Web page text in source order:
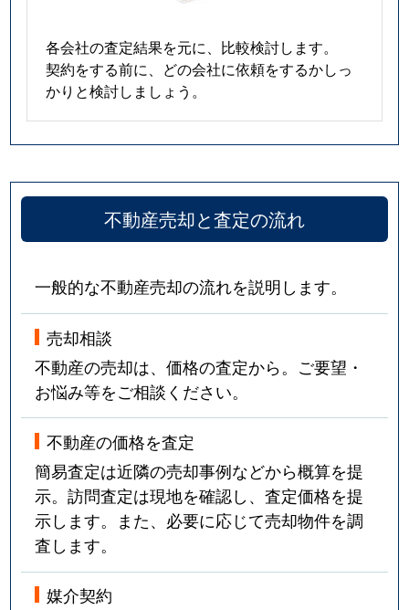
各会社の査定結果を元に、比較検討します。
契約をする前に、どの会社に依頼をするかしっ
かりと検討しましょう。
不動産売却と査定の流れ
一般的な不動産売却の流れを説明します。
売却相談
不動産の売却は、価格の査定から。ご要望・
お悩み等をご相談ください。
不動産の価格を査定
簡易査定は近隣の売却事例などから概算を提
示。訪問査定は現地を確認し、査定価格を提
示します。また、必要に応じて売却物件を調
査します。
媒介契約